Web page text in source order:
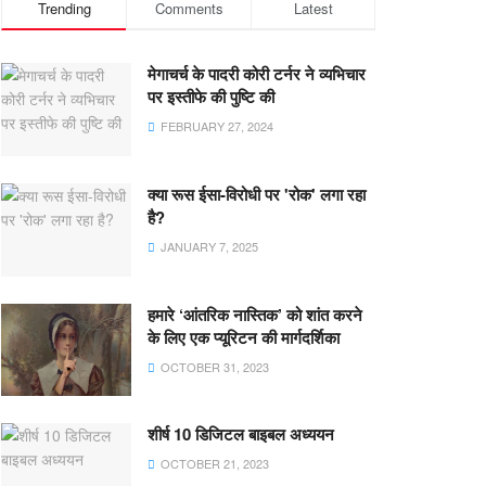
Trending Comments Latest
मेगाचर्च के पादरी कोरी टर्नर ने व्यभिचार
पर इस्तीफे की पुष्टि की
FEBRUARY 27, 2024
क्या रूस ईसा-विरोधी पर 'रोक' लगा रहा
है?
JANUARY 7, 2025
हमारे ‘आंतरिक नास्तिक’ को शांत करने
के लिए एक प्यूरिटन की मार्गदर्शिका
OCTOBER 31, 2023
शीर्ष 10 डिजिटल बाइबल अध्ययन
OCTOBER 21, 2023